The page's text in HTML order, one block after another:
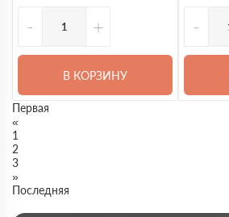
- +
В КОРЗИНУ
-
Первая
«
1
2
3
»
Последняя